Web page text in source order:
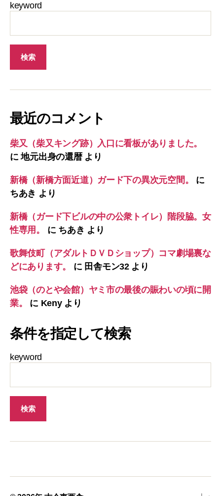
keyword
最近のコメント
柴又（柴又キング跡）入口に看板がありました。
に地元出身の還暦より
新橋（新橋方面近道）ガード下の異次元空間。
に
ちあき より
新橋（ガード下ビルの中の公衆トイレ）階段脇。女
性専用。
に ちあき より
歌舞伎町（アダルトＤＶＤショップ）コマ劇場裏な
どにあります。
に 田舎モン32より
池袋（のとや会館）ヤミ市の最後の賑わいの頃に開
業。
に Kenyより
条件を指定して検索
keyword